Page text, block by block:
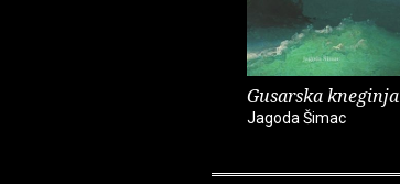
Gusarska kneginja
Jagoda Šimac